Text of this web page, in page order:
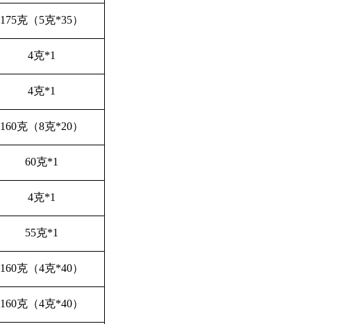
175克（5克*35）
4克*1
4克*1
160克（8克*20）
60克*1
4克*1
55克*1
160克（4克*40）
160克（4克*40）